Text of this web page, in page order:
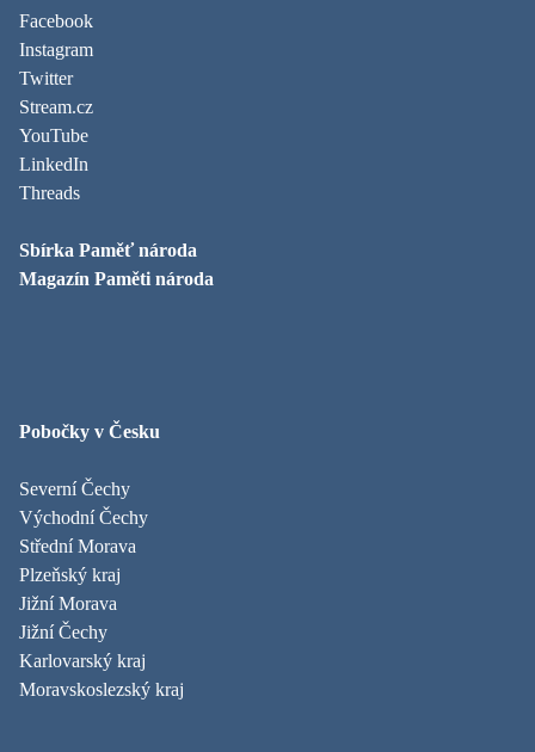
Facebook
Instagram
Twitter
Stream.cz
YouTube
LinkedIn
Threads
Sbírka Paměť národa
Magazín Paměti národa
Pobočky v Česku
Severní Čechy
Východní Čechy
Střední Morava
Plzeňský kraj
Jižní Morava
Jižní Čechy
Karlovarský kraj
Moravskoslezský kraj